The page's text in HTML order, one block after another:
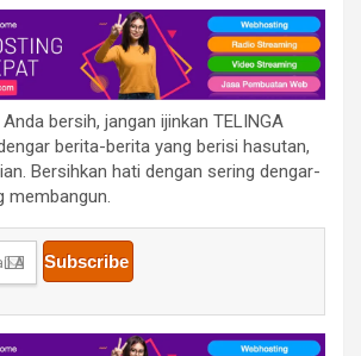
bersih, jangan ijinkan TELINGA
berita-berita yang berisi hasutan,
Bersihkan hati dengan sering dengar-
membangun.